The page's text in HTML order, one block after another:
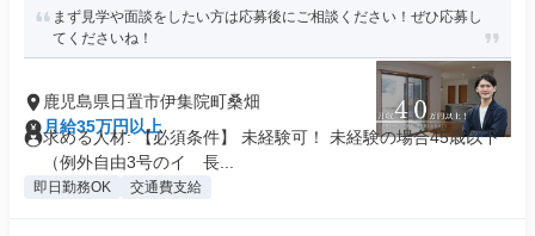
まず見学や面談をしたい方は応募後にご相談ください！ぜひ応募し
てくださいね！
鹿児島県日置市伊集院町桑畑
月給35万円以上
求める人材: 【必須条件】 未経験可！ 未経験の場合45歳以下
（例外自由3号のイ 長...
即日勤務OK 交通費支給